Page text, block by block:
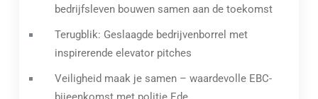
bedrijfsleven bouwen samen aan de toekomst
Terugblik: Geslaagde bedrijvenborrel met
inspirerende elevator pitches
Veiligheid maak je samen – waardevolle EBC-